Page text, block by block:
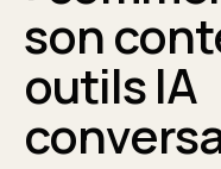
son
outils IA